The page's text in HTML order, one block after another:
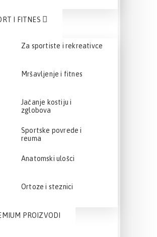
I FITNES
Za sportiste i rekreativce
Mršavljenje i fitnes
Jačanje kostiju i
zglobova
Sportske povrede i
reuma
Anatomski ulošci
Ortoze i steznici
PROIZVODI